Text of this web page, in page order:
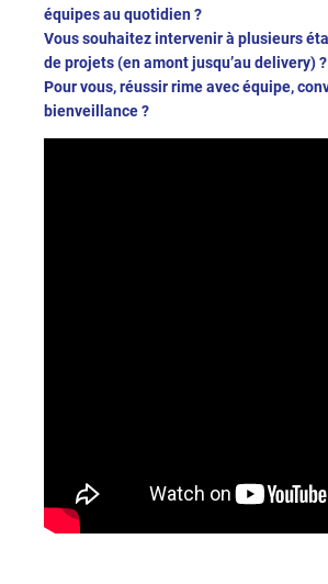
équipes au quotidien ?
Vous souhaitez intervenir à plusieurs
de projets (en amont jusqu’au delivery) ?
Pour vous, réussir rime avec équipe,
bienveillance ?